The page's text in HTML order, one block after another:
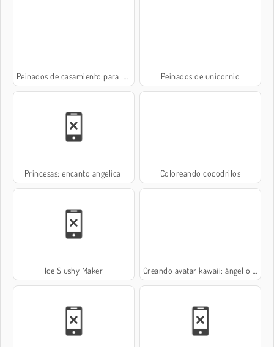
Peinados de casamiento para la princesa Peinados de unicornio
Princesas: encanto angelical Coloreando cocodrilos
Ice Slushy Maker Creando avatar kawaii: ángel o demonio